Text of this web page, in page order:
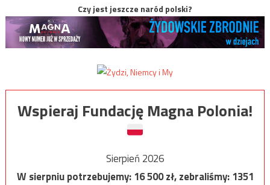
Czy jest jeszcze naród polski?
Wspieraj Fundację Magna Polonia!
Sierpień 2026
W sierpniu potrzebujemy:16 500zł, zebraliśmy:1351